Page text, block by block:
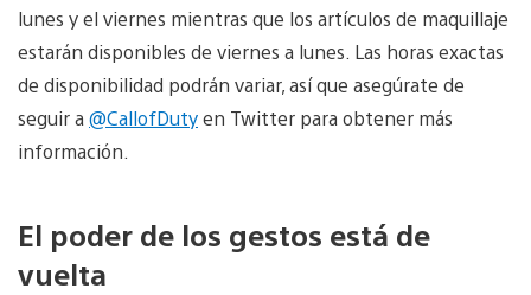
lunes y el viernes mientras que los artículos de maquillaje
estarán disponibles de viernes a lunes. Las horas exactas
de disponibilidad podrán variar, así que asegúrate de
seguir a@CallofDutyen Twitter para obtener más
información.
El poder de los gestos está de
vuelta